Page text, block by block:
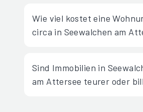
Wie viel kostet eine
circa in Seewalchen am
Sind Immobilien in
am Attersee teurer oder